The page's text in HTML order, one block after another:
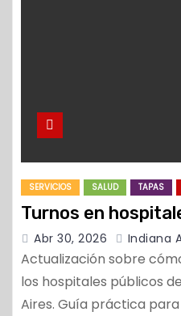
SERVICIOS SALUD TAPAS
Turnos en
Abr 30, 2026 Indiana
Actualización sobre
los hospitales públicos
Aires. Guía práctica